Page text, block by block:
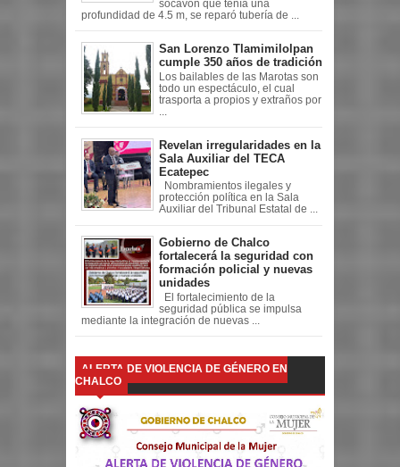
socavón que tenía una
profundidad de 4.5 m, se reparó tubería de ...
San Lorenzo Tlamimilolpan
cumple 350 años de tradición
Los bailables de las Marotas son
todo un espectáculo, el cual
trasporta a propios y extraños por
Revelan irregularidades en la
Sala Auxiliar del TECA
Ecatepec
Nombramientos ilegales y
protección política en la Sala
Auxiliar del Tribunal Estatal de ...
Gobierno de Chalco
fortalecerá la seguridad con
formación policial y nuevas
unidades
El fortalecimiento de la
seguridad pública se impulsa
mediante la integración de nuevas ...
ALERTA DE VIOLENCIA DE GÉNERO EN
CHALCO